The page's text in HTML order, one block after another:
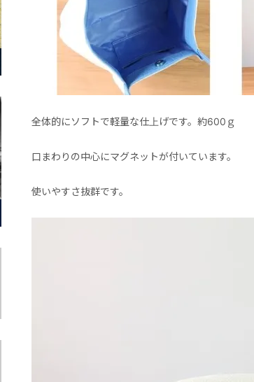
全体的にソフトで軽量な仕上げです。約600ｇ
口まわりの中心にマグネットが付いています。
使いやすさ抜群です。